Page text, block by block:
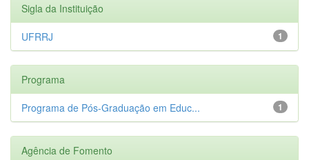
Sigla da Instituição
1
UFRRJ
Programa
1
Programa de Pós-Graduação em Educ...
Agência de Fomento